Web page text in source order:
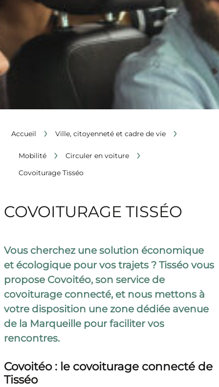
Accueil › Ville, citoyenneté et cadre de vie ›
Mobilité › Circuler en voiture ›
Covoiturage Tisséo
COVOITURAGE TISSÉO
Vous cherchez une solution économique
et écologique pour vos trajets ? Tisséo vous
propose Covoitéo, son service de
covoiturage connecté, et nous mettons à
votre disposition une zone dédiée avenue
de la Marqueille pour faciliter vos
rencontres.
Covoitéo : le covoiturage connecté de
Tisséo